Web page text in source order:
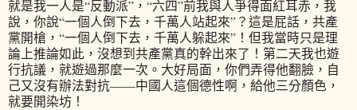
就是我一人是“反動派”，“六四”前我與人爭得面紅耳赤，我
說，你說“一個人倒下去，千萬人站起來”？這是屁話，共產
黨開槍，“一個人倒下去，千萬人躲起來”！但我當時只是理
論上推論如此，沒想到共產黨真的幹出來了！第二天我也遊
行抗議，就遊過那麼一次。大好局面，你們弄得他翻臉，自
己又沒有辦法對抗——中國人這個德性啊，給他三分顏色，
就要開染坊！